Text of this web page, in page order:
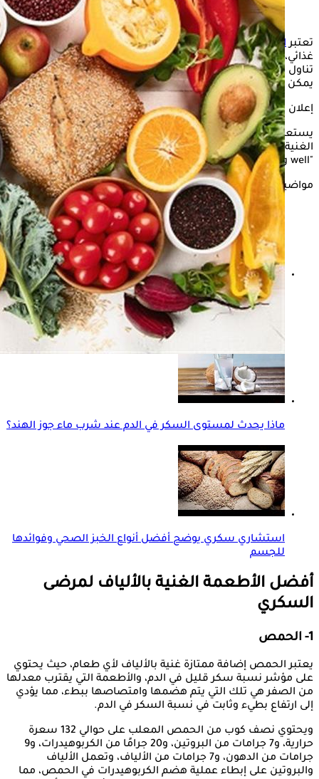
تعتبرالأليافعنصرًا غذائيًا بالغ الأهمية يجب تضمينه في أي نظام
غذائي، خاصًة إذا كنت تعاني من مرض السكري، لكن يجب زيادة
تناول الألياف بشكل بطيء، لأن تناول الكثير منها بشكل مفاجئ
يمكن أن يؤدي إلى بعض الأعراض الهضمية المزعجة.
إعلان
يستعرض "الكونسلتو" في السطور التالية، قائمة بأبرز الأطعمة
الغنية بالألياف المفيدة لمرضى السكري، وفقًا لما ذكره موقع
"Eating well".
مواضيع ذات صلة
طبيب: 10% من مصابي "ما قبل السكر" يتحولون إلى مرضى
سكري سنويا.. تفاصيل
ماذا يحدث لمستوى السكر في الدم عند شرب ماء جوز الهند؟
استشاري سكري يوضح أفضل أنواع الخبز الصحي وفوائدها
للجسم
أفضل الأطعمة الغنية بالألياف لمرضى
السكري
1- الحمص
يعتبر الحمص إضافة ممتازة غنية بالألياف لأي طعام، حيث يحتوي
على مؤشر نسبة سكر قليل في الدم، والأطعمة التي يقترب معدلها
من الصفر هي تلك التي يتم هضمها وامتصاصها ببطء، مما يؤدي
إلى ارتفاع بطيء وثابت في نسبة السكر في الدم.
ويحتوي نصف كوب من الحمص المعلب على حوالي 132 سعرة
حرارية، و7 جرامات من البروتين، و20 جرامًا من الكربوهيدرات، و9
جرامات من الدهون، و7 جرامات من الألياف، وتعمل الألياف
والبروتين على إبطاء عملية هضم الكربوهيدرات في الحمص، مما